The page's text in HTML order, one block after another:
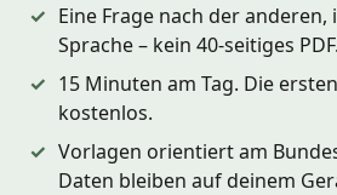
Eine Frage nach der
Sprache – kein 40-seitiges PDF.
15 Minuten am Tag. Die
kostenlos.
Vorlagen orientiert am
Daten bleiben auf deinem